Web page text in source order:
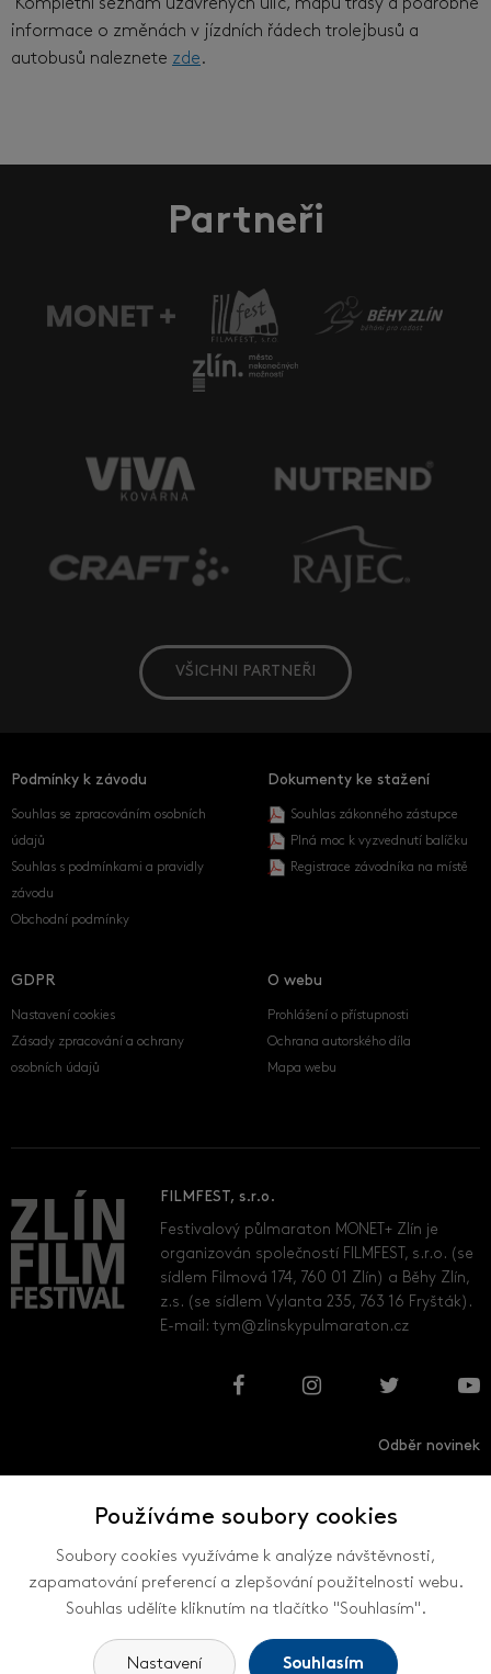
Kompletní seznam uzavřených ulic, mapu trasy a podrobné
informace o změnách v jízdních řádech trolejbusů a
autobusů naleznete zde.
Partneři
VŠICHNI PARTNEŘI
Podmínky k závodu
Souhlas se zpracováním osobních
údajů
Souhlas s podmínkami a pravidly
závodu
Obchodní podmínky
Dokumenty ke stažení
Souhlas zákonného zástupce
Plná moc k vyzvednutí balíčku
Registrace závodníka na místě
GDPR
Nastavení cookies
Zásady zpracování a ochrany
osobních údajů
O webu
Prohlášení o přístupnosti
Ochrana autorského díla
Mapa webu
FILMFEST, s.r.o.
Festivalový půlmaraton MONET+ Zlín je
organizován společností FILMFEST, s.r.o. (se
sídlem Filmová 174, 760 01 Zlín) a Běhy Zlín,
z.s. (se sídlem Vylanta 235, 763 16 Fryšták).
E-mail:tym@zlinskypulmaraton.cz
Odběr novinek
VŠECHNY KONTAKTY
Používáme soubory cookies
Soubory cookies využíváme k analýze návštěvnosti,
zapamatování preferencí a zlepšování použitelnosti webu.
Souhlas udělíte kliknutím na tlačítko "Souhlasím".
Nastavení Souhlasím